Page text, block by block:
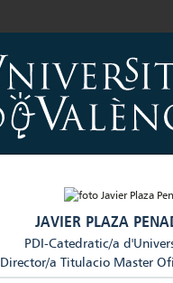
JAVIER PLAZA
PDI-Catedratic/a
Director/a Titulacio Master